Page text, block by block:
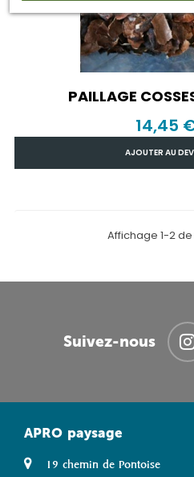
PAILLAGE
14,45
AJOUTER AU
Affichage 1-2
Suivez-nous
APRO paysage
19 chemin de Pontoise